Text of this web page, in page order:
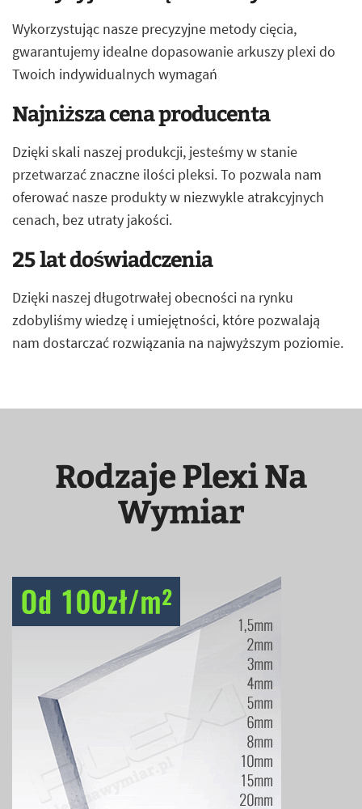
Wykorzystując nasze precyzyjne metody cięcia,
gwarantujemy idealne dopasowanie arkuszy plexi do
Twoich indywidualnych wymagań
Najniższa cena producenta
Dzięki skali naszej produkcji, jesteśmy w stanie
przetwarzać znaczne ilości pleksi. To pozwala nam
oferować nasze produkty w niezwykle atrakcyjnych
cenach, bez utraty jakości.
25 lat doświadczenia
Dzięki naszej długotrwałej obecności na rynku
zdobyliśmy wiedzę i umiejętności, które pozwalają
nam dostarczać rozwiązania na najwyższym poziomie.
Rodzaje Plexi Na
Wymiar